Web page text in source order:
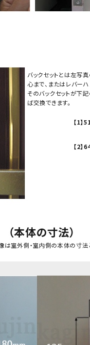
バックセットとは左写
心まで、またはレバー
そのバックセットが下
ば交換できます。
【1】
【2
本体の寸法）
は室外側・室内側の本体の寸法